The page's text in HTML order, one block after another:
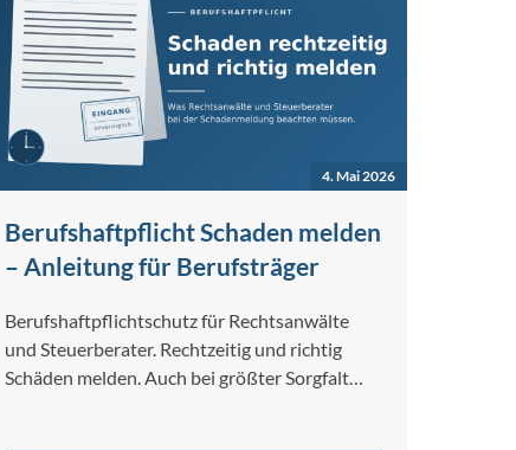
4. Mai 2026
Berufshaftpflicht Schaden melden
– Anleitung für Berufsträger
Berufshaftpflichtschutz für Rechtsanwälte
und Steuerberater. Rechtzeitig und richtig
Schäden melden. Auch bei größter Sorgfalt